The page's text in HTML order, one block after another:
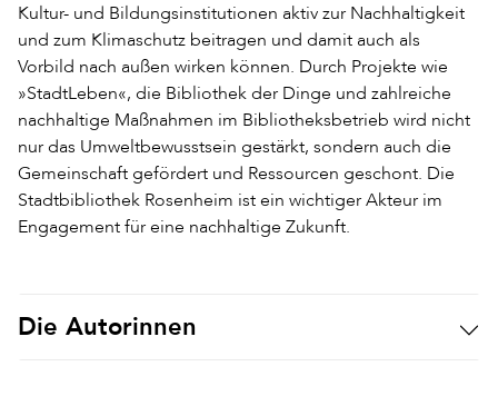
Kultur- und Bildungsinstitutionen aktiv zur Nachhaltigkeit
und zum Klimaschutz beitragen und damit auch als
Vorbild nach außen wirken können. Durch Projekte wie
»StadtLeben«, die Bibliothek der Dinge und zahlreiche
nachhaltige Maßnahmen im Bibliotheksbetrieb wird nicht
nur das Umweltbewusstsein gestärkt, sondern auch die
Gemeinschaft gefördert und Ressourcen geschont. Die
Stadtbibliothek Rosenheim ist ein wichtiger Akteur im
Engagement für eine nachhaltige Zukunft.
Die Autorinnen